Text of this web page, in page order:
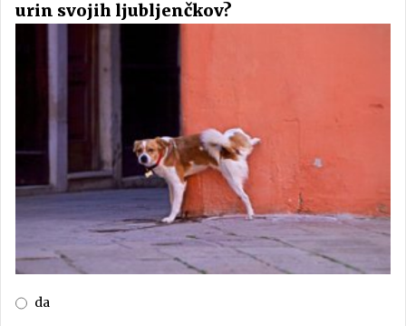
urin svojih ljubljenčkov?
da